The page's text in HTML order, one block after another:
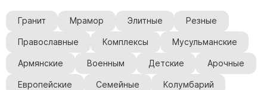
Гранит Мрамор Элитные Резные
Православные Комплексы Мусульманские
Армянские Военным Детские Арочные
Европейские Семейные Колумбарий